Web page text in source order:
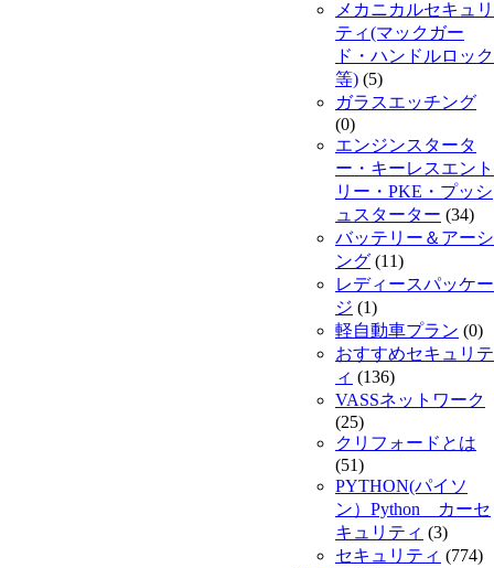
メカニカルセキュリ
ティ(マックガー
ド・ハンドルロック
等) (5)
ガラスエッチング
(0)
エンジンスタータ
ー・キーレスエント
リー・PKE・プッシ
ュスターター (34)
バッテリー＆アーシ
ング (11)
レディースパッケー
ジ (1)
軽自動車プラン (0)
おすすめセキュリテ
ィ (136)
VASSネットワーク
(25)
クリフォードとは
(51)
PYTHON(パイソ
ン）Python カーセ
キュリティ (3)
セキュリティ (774)